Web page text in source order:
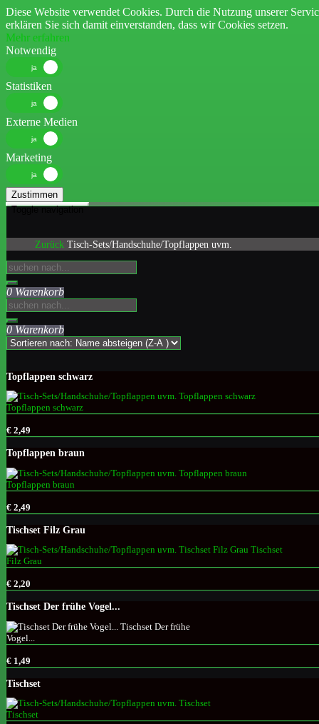
Diese Website verwendet Cookies. Durch die Nutzung unserer
erklären Sie sich damit einverstanden, dass wir Cookies setzen.
Mehr erfahren
Notwendig
Statistiken
Externe Medien
Marketing
Zustimmen
Toggle navigation
Zurück Tisch-Sets/Handschuhe/Topflappen uvm.
0 Warenkorb
0 Warenkorb
Topflappen schwarz
€ 2,49
Topflappen braun
€ 2,49
Tischset Filz Grau
€ 2,20
Tischset Der frühe Vogel...
€ 1,49
Tischset